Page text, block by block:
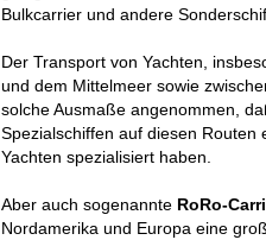
Bulkcarrier und andere
Der Transport von Yachten,
und dem Mittelmeer sowie
solche Ausmaße angenommen,
Spezialschiffen auf diesen
Yachten spezialisiert haben.
Aber auch sogenannte RoRo-
Nordamerika und Europa eine